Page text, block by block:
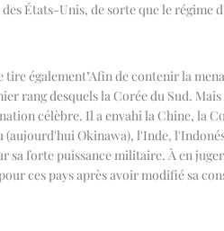
États-Unis, de sorte que le régime
tire également"Afin de contenir la
rang desquels la Corée du Sud.
célèbre. Il a envahi la Chine, la
(aujourd'hui Okinawa), l'Inde,
sa forte puissance militaire. À en
ces pays après avoir modifié sa